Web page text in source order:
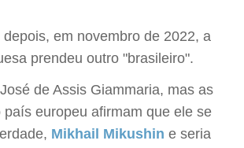
em novembro de 2022, a
prendeu outro "brasileiro".
de Assis Giammaria, mas as
país europeu afirmam que ele se
Mikhail Mikushin e seria